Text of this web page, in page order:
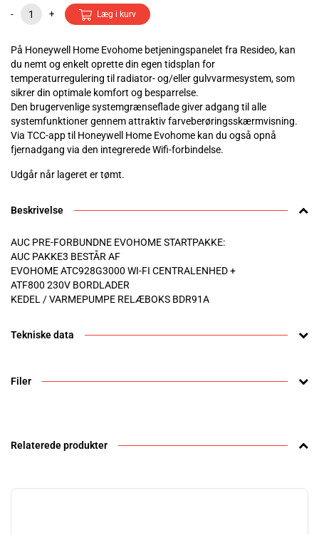
- + Læg i kurv
På Honeywell Home Evohome betjeningspanelet fra Resideo, kan
du nemt og enkelt oprette din egen tidsplan for
temperaturregulering til radiator- og/eller gulvvarmesystem, som
sikrer din optimale komfort og besparrelse.
Den brugervenlige systemgrænseflade giver adgang til alle
systemfunktioner gennem attraktiv farveberøringsskærmvisning.
Via TCC-app til Honeywell Home Evohome kan du også opnå
fjernadgang via den integrerede Wifi-forbindelse.
Udgår når lageret er tømt.
Beskrivelse
AUC PRE-FORBUNDNE EVOHOME STARTPAKKE:
AUC PAKKE3 BESTÅR AF
EVOHOME ATC928G3000 WI-FI CENTRALENHED +
ATF800 230V BORDLADER
KEDEL / VARMEPUMPE RELÆBOKS BDR91A
Tekniske data
Filer
Relaterede produkter